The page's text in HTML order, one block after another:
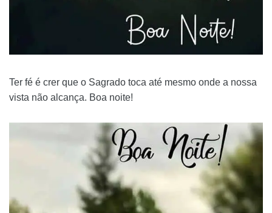
Ter fé é crer que o Sagrado toca até mesmo onde a nossa
vista não alcança. Boa noite!